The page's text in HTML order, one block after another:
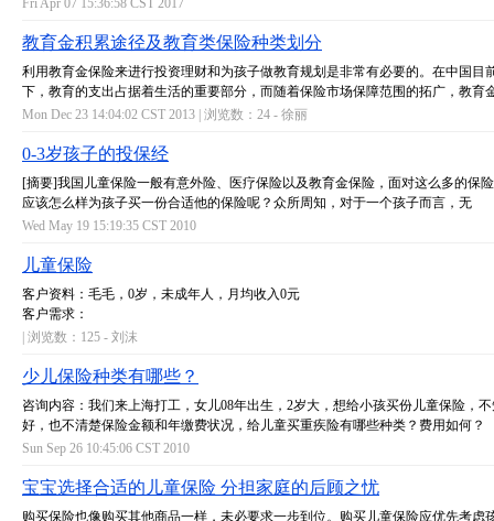
Fri Apr 07 15:36:58 CST 2017
教育金积累途径及教育类保险种类划分
利用教育金保险来进行投资理财和为孩子做教育规划是非常有必要的。在中国目
下，教育的支出占据着生活的重要部分，而随着保险市场保障范围的拓广，教育
Mon Dec 23 14:04:02 CST 2013 | 浏览数：24 - 徐丽
0-3岁孩子的投保经
[摘要]我国儿童保险一般有意外险、医疗保险以及教育金保险，面对这么多的保
应该怎么样为孩子买一份合适他的保险呢？众所周知，对于一个孩子而言，无
Wed May 19 15:19:35 CST 2010
儿童保险
客户资料：毛毛，0岁，未成年人，月均收入0元
客户需求：
| 浏览数：125 - 刘沫
少儿保险种类有哪些？
咨询内容：我们来上海打工，女儿08年出生，2岁大，想给小孩买份儿童保险，
好，也不清楚保险金额和年缴费状况，给儿童买重疾险有哪些种类？费用如何？
Sun Sep 26 10:45:06 CST 2010
宝宝选择合适的儿童保险 分担家庭的后顾之忧
购买保险也像购买其他商品一样，未必要求一步到位。购买儿童保险应优先考虑